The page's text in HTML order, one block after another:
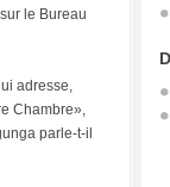
le Bureau
adresse,
Chambre»,
parle-t-il